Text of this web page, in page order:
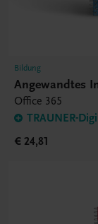
Bildung
Angewandtes
Office 365
TRAUNER-
€ 24,81